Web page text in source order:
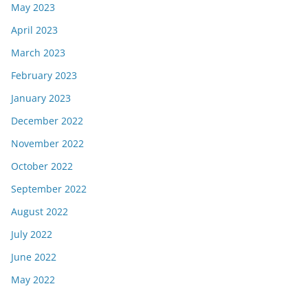
May 2023
April 2023
March 2023
February 2023
January 2023
December 2022
November 2022
October 2022
September 2022
August 2022
July 2022
June 2022
May 2022